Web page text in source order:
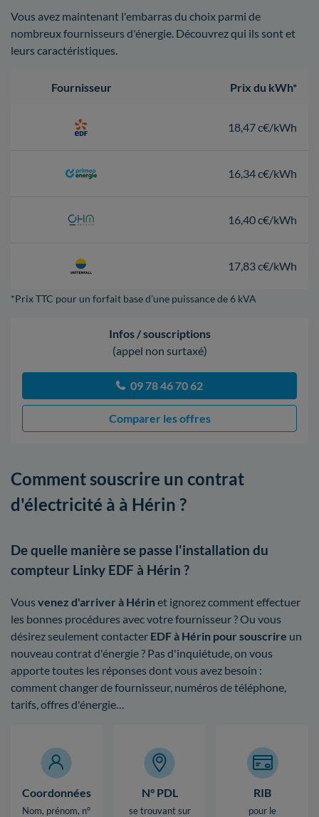
Vous avez maintenant l'embarras du choix parmi de
nombreux fournisseurs d'énergie. Découvrez qui ils sont et
leurs caractéristiques.
Fournisseur Prix du kWh*
18,47 c€/kWh
16,34 c€/kWh
16,40 c€/kWh
17,83 c€/kWh
*Prix TTC pour un forfait base d’une puissance de 6 kVA
Infos / souscriptions
(appel non surtaxé)
09 78 46 70 62
Comparer les offres
Comment souscrire un contrat
d'électricité à à Hérin ?
De quelle manière se passe l'installation du
compteur Linky EDF à Hérin ?
Vous venez d'arriver à Hérin et ignorez comment effectuer
les bonnes procédures avec votre fournisseur ? Ou vous
désirez seulement contacter EDF à Hérin pour souscrire un
nouveau contrat d'énergie ? Pas d'inquiétude, on vous
apporte toutes les réponses dont vous avez besoin :
comment changer de fournisseur, numéros de téléphone,
tarifs, offres d'énergie…
Coordonnées
Nom, prénom, n°
N° PDL
se trouvant sur
RIB
pour le